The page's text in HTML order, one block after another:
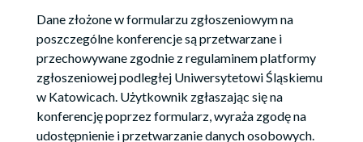
Dane złożone w formularzu zgłoszeniowym na
poszczególne konferencje są przetwarzane i
przechowywane zgodnie z regulaminem platformy
zgłoszeniowej podległej Uniwersytetowi Śląskiemu
w Katowicach. Użytkownik zgłaszając się na
konferencję poprzez formularz, wyraża zgodę na
udostępnienie i przetwarzanie danych osobowych.